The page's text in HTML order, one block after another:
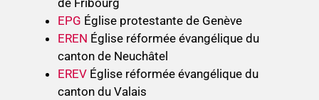
de Fribourg
EPG Église protestante de Genève
EREN Église réformée évangélique du
canton de Neuchâtel
EREV Église réformée évangélique du
canton du Valais